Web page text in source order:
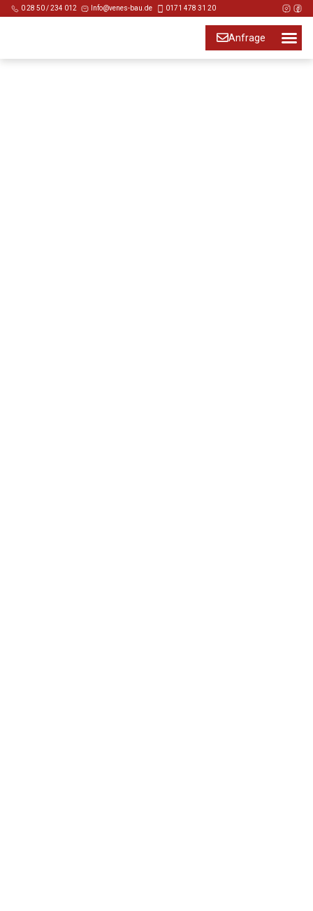
0 28 50 / 234 012 Info@venes-bau.de 0171 478 31 20
Anfrage